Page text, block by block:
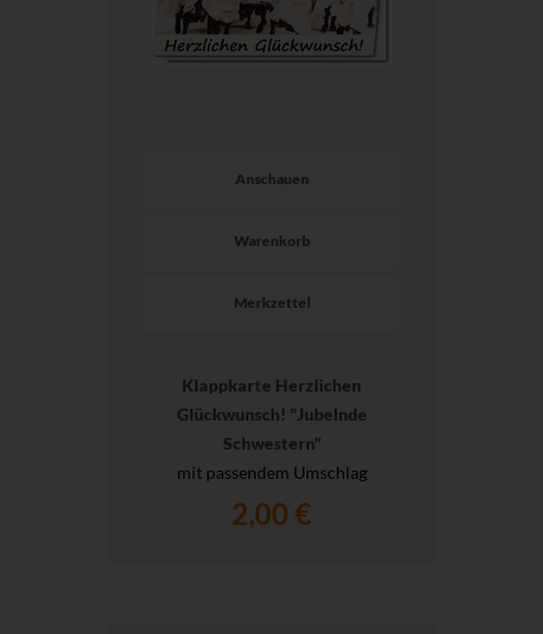
Anschauen
Warenkorb
Merkzettel
Klappkarte Herzlichen
Glückwunsch! "Jubelnde
Schwestern"
mit passendem Umschlag
2,00 €